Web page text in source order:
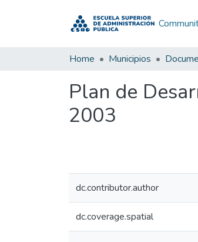
Home Municipios
Plan de
2003
dc.contributor.author
dc.coverage.spatial